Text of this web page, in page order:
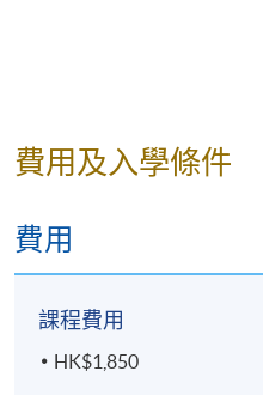
費用及入學條件
費用
課程費用
HK$1,850